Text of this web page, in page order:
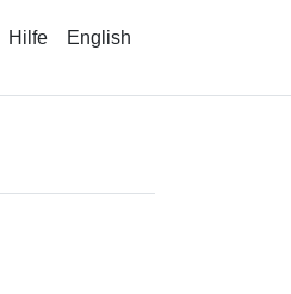
Hilfe English